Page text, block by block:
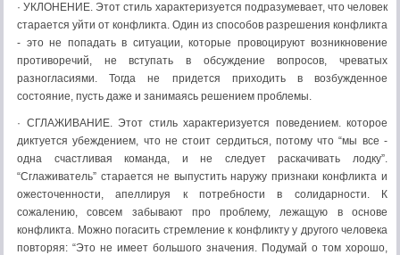
· УКЛОНЕНИЕ. Этот стиль характеризуется подразумевает, что человек
старается уйти от конфликта. Один из способов разрешения конфликта
- это не попадать в ситуации, которые провоцируют возникновение
противоречий, не вступать в обсуждение вопросов, чреватых
разногласиями. Тогда не придется приходить в возбужденное
состояние, пусть даже и занимаясь решением проблемы.
· СГЛАЖИВАНИЕ. Этот стиль характеризуется поведением. которое
диктуется убеждением, что не стоит сердиться, потому что “мы все -
одна счастливая команда, и не следует раскачивать лодку”.
“Сглаживатель” старается не выпустить наружу признаки конфликта и
ожесточенности, апеллируя к потребности в солидарности. К
сожалению, совсем забывают про проблему, лежащую в основе
конфликта. Можно погасить стремление к конфликту у другого человека
повторяя: “Это не имеет большого значения. Подумай о том хорошо,